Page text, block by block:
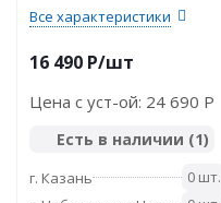
Все характеристики
16 490 P/шт
Цена с уст-ой: 24 690 P
Есть в наличии (1)
г. Казань
0 шт.